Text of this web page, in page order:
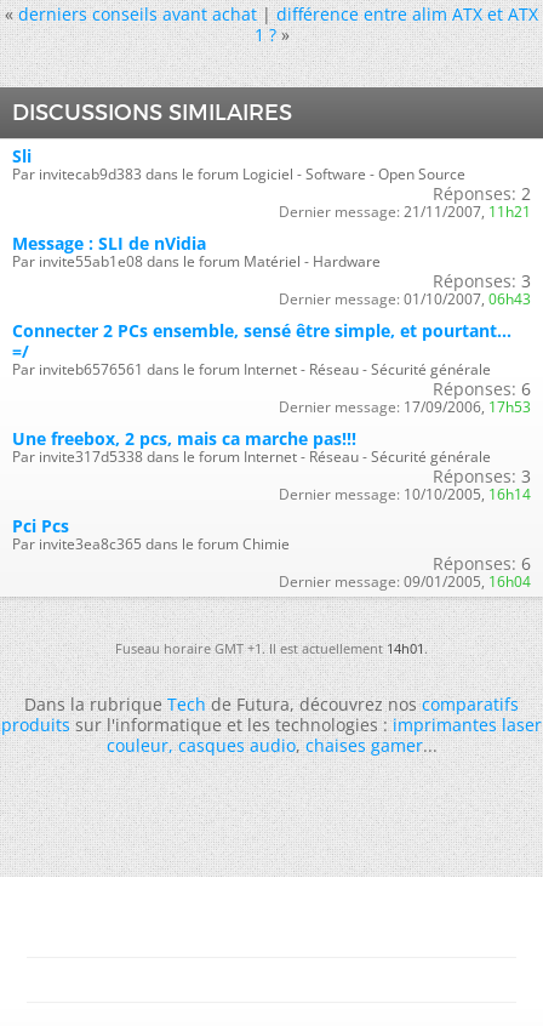
« derniers conseils avant achat|différence entre alim ATX et ATX
1 ? »
DISCUSSIONS SIMILAIRES
Sli
Par invitecab9d383 dans le forum Logiciel - Software - Open Source
Réponses: 2
Dernier message: 21/11/2007, 11h21
Message : SLI de nVidia
Par invite55ab1e08 dans le forum Matériel - Hardware
Réponses: 3
Dernier message: 01/10/2007, 06h43
Connecter 2 PCs ensemble, sensé être simple, et pourtant...
=/
Par inviteb6576561 dans le forum Internet - Réseau - Sécurité générale
Réponses: 6
Dernier message: 17/09/2006, 17h53
Une freebox, 2 pcs, mais ca marche pas!!!
Par invite317d5338 dans le forum Internet - Réseau - Sécurité générale
Réponses: 3
Dernier message: 10/10/2005, 16h14
Pci Pcs
Par invite3ea8c365 dans le forum Chimie
Réponses: 6
Dernier message: 09/01/2005, 16h04
Fuseau horaire GMT +1. Il est actuellement14h01.
Dans la rubriqueTechde Futura, découvrez noscomparatifs
produitssur l'informatique et les technologies :imprimantes laser
couleur,casques audio,chaises gamer...